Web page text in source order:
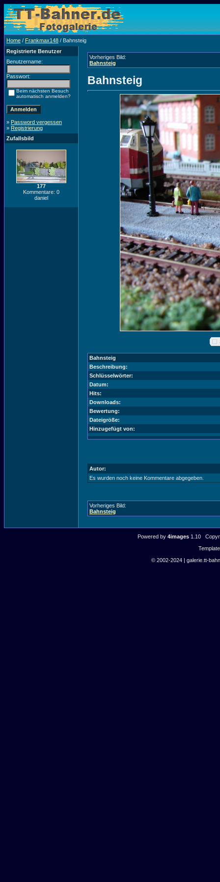
Home / Frankmax148 / Bahnsteig
Registrierte Benutzer
Benutzername:
Passwort:
Beim nächsten Besuch
automatisch anmelden?
» Password vergessen
» Registrierung
Zufallsbild
177
Kommentare: 0
daniel
Vorheriges Bild:
Bahnsteig
Bahnsteig
Bahnsteig
Beschreibung:
Schlüsselwörter:
Datum:
Hits:
Downloads:
Bewertung:
Dateigröße:
Hinzugefügt von:
Autor:
Es wurden noch keine Kommentare abgegeben.
Vorheriges Bild:
Bahnsteig
Powered by 4images1.10
© 2002-2024 | galerie.tt-